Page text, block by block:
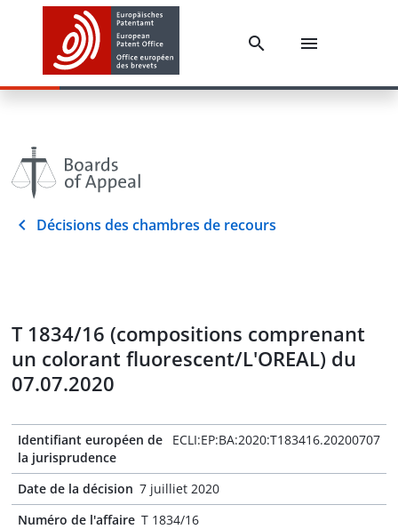
Décisions des chambres de recours
T 1834/16 (compositions comprenant
un colorant fluorescent/L'OREAL) du
07.07.2020
Identifiant européen de
la jurisprudence
ECLI:EP:BA:2020:T183416.20200707
Date de la décision 7 juilliet 2020
Numéro de l'affaire T 1834/16